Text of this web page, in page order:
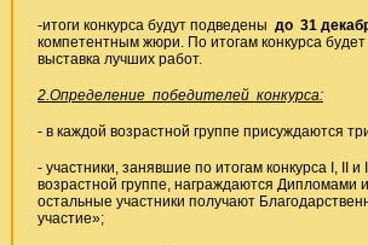
-итоги конкурса будут подведены до 31
компетентным жюри. По итогам конкурса будет
выставка лучших работ.
2.Определение победителей конкурса:
- в каждой возрастной группе присуждаются
- участники, занявшие по итогам конкурса I, II и
возрастной группе, награждаются Дипломами
остальные участники получают
участие»;